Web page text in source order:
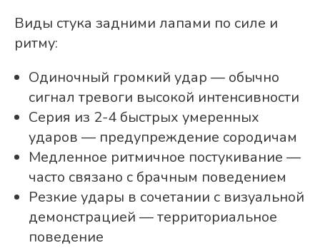
Виды стука задними лапами по силе и
ритму:
Одиночный громкий удар — обычно
сигнал тревоги высокой интенсивности
Серия из 2-4 быстрых умеренных
ударов — предупреждение сородичам
Медленное ритмичное постукивание —
часто связано с брачным поведением
Резкие удары в сочетании с визуальной
демонстрацией — территориальное
поведение